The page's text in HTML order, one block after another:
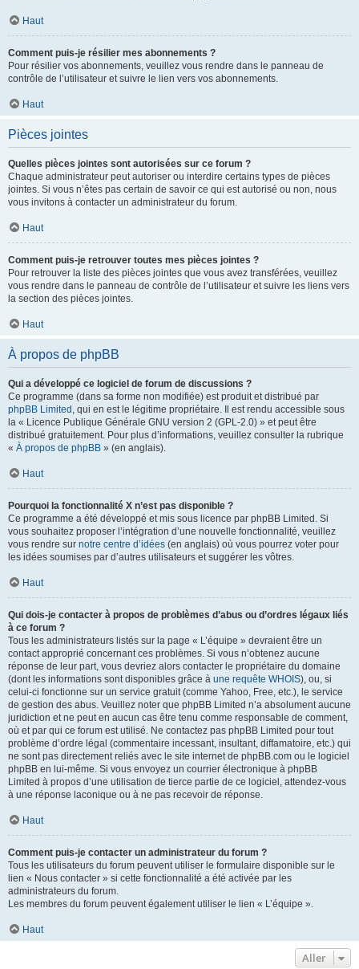
Haut
Comment puis-je résilier mes abonnements ?
Pour résilier vos abonnements, veuillez vous rendre dans le panneau de
contrôle de l’utilisateur et suivre le lien vers vos abonnements.
Haut
Pièces jointes
Quelles pièces jointes sont autorisées sur ce forum ?
Chaque administrateur peut autoriser ou interdire certains types de pièces
jointes. Si vous n’êtes pas certain de savoir ce qui est autorisé ou non, nous
vous invitons à contacter un administrateur du forum.
Haut
Comment puis-je retrouver toutes mes pièces jointes ?
Pour retrouver la liste des pièces jointes que vous avez transférées, veuillez
vous rendre dans le panneau de contrôle de l’utilisateur et suivre les liens vers
la section des pièces jointes.
Haut
À propos de phpBB
Qui a développé ce logiciel de forum de discussions ?
Ce programme (dans sa forme non modifiée) est produit et distribué par
phpBB Limited , qui en est le légitime propriétaire. Il est rendu accessible sous
la « Licence Publique Générale GNU version 2 (GPL-2.0) » et peut être
distribué gratuitement. Pour plus d’informations, veuillez consulter la rubrique
« À propos de phpBB » (en anglais).
Haut
Pourquoi la fonctionnalité X n’est pas disponible ?
Ce programme a été développé et mis sous licence par phpBB Limited. Si
vous souhaitez proposer l’intégration d’une nouvelle fonctionnalité, veuillez
vous rendre sur notre centre d’idées (en anglais) où vous pourrez voter pour
les idées soumises par d’autres utilisateurs et suggérer les vôtres.
Haut
Qui dois-je contacter à propos de problèmes d’abus ou d’ordres légaux liés
à ce forum ?
Tous les administrateurs listés sur la page « L’équipe » devraient être un
contact approprié concernant ces problèmes. Si vous n’obtenez aucune
réponse de leur part, vous devriez alors contacter le propriétaire du domaine
(dont les informations sont disponibles grâce à une requête WHOIS), ou, si
celui-ci fonctionne sur un service gratuit (comme Yahoo, Free, etc.), le service
de gestion des abus. Veuillez noter que phpBB Limited n’a absolument aucune
juridiction et ne peut en aucun cas être tenu comme responsable de comment,
où et par qui ce forum est utilisé. Ne contactez pas phpBB Limited pour tout
problème d’ordre légal (commentaire incessant, insultant, diffamatoire, etc.) qui
ne sont pas directement reliés avec le site internet de phpBB.com ou le logiciel
phpBB en lui-même. Si vous envoyez un courrier électronique à phpBB
Limited à propos d’une utilisation de tierce partie de ce logiciel, attendez-vous
à une réponse laconique ou à ne pas recevoir de réponse.
Haut
Comment puis-je contacter un administrateur du forum ?
Tous les utilisateurs du forum peuvent utiliser le formulaire disponible sur le
lien « Nous contacter » si cette fonctionnalité a été activée par les
administrateurs du forum.
Les membres du forum peuvent également utiliser le lien « L’équipe ».
Haut
Aller